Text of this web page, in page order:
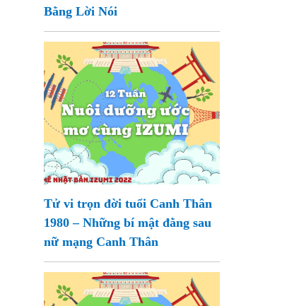
Bằng Lời Nói
Tử vi trọn đời tuổi Canh Thân
1980 – Những bí mật đằng sau
nữ mạng Canh Thân